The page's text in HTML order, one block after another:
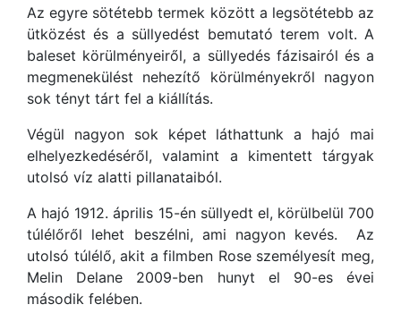
Az egyre sötétebb termek között a legsötétebb az
ütközést és a süllyedést bemutató terem volt. A
baleset körülményeiről, a süllyedés fázisairól és a
megmenekülést nehezítő körülményekről nagyon
sok tényt tárt fel a kiállítás.
Végül nagyon sok képet láthattunk a hajó mai
elhelyezkedéséről, valamint a kimentett tárgyak
utolsó víz alatti pillanataiból.
A hajó 1912. április 15-én süllyedt el, körülbelül 700
túlélőről lehet beszélni, ami nagyon kevés. Az
utolsó túlélő, akit a filmben Rose személyesít meg,
Melin Delane 2009-ben hunyt el 90-es évei
második felében.